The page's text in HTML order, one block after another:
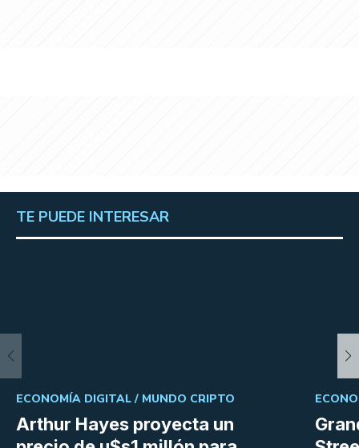
TE PUEDE INTERESAR
Arthur Hayes proyecta un
ECONOMÍA DIGITAL / MUNDO CRIPTO